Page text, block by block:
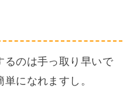
るのは手っ取り早いで
になれますし。